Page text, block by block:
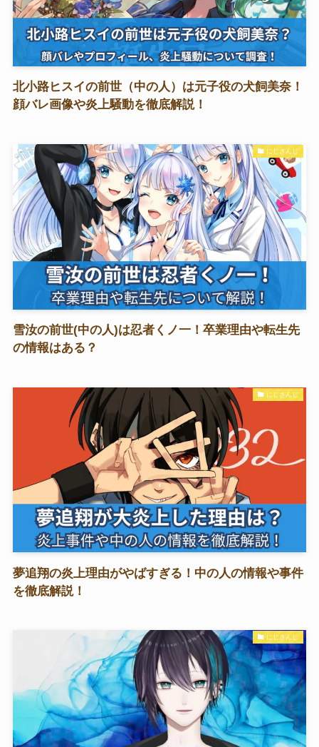
北小路ヒスイの前世（中の人）は元子役の犬飼美奈！
顔バレ画像や炎上騒動を徹底解説！
にじさんじ
雪汝の前世(中の人)は忍者くノ一！卒業理由や転生先
の情報はある？
にじさんじ
夢追翔の炎上理由がやばすぎる！中の人の情報や事件
を徹底解説！
にじさんじ